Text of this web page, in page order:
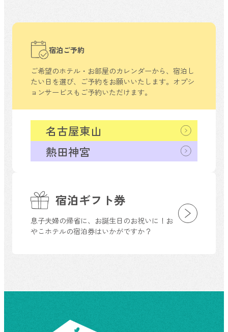
宿泊ギフト券
息子夫婦の帰省に、お誕生日のお祝いに！お
やこホテルの宿泊券はいかがですか？
宿泊ご予約
ご希望のホテル・お部屋のカレンダーから、 宿泊し
たい日を選び、ご予約をお願いいたします。 オプシ
ョンサービスもご予約いただけます。
熱田神宮
名古屋東山